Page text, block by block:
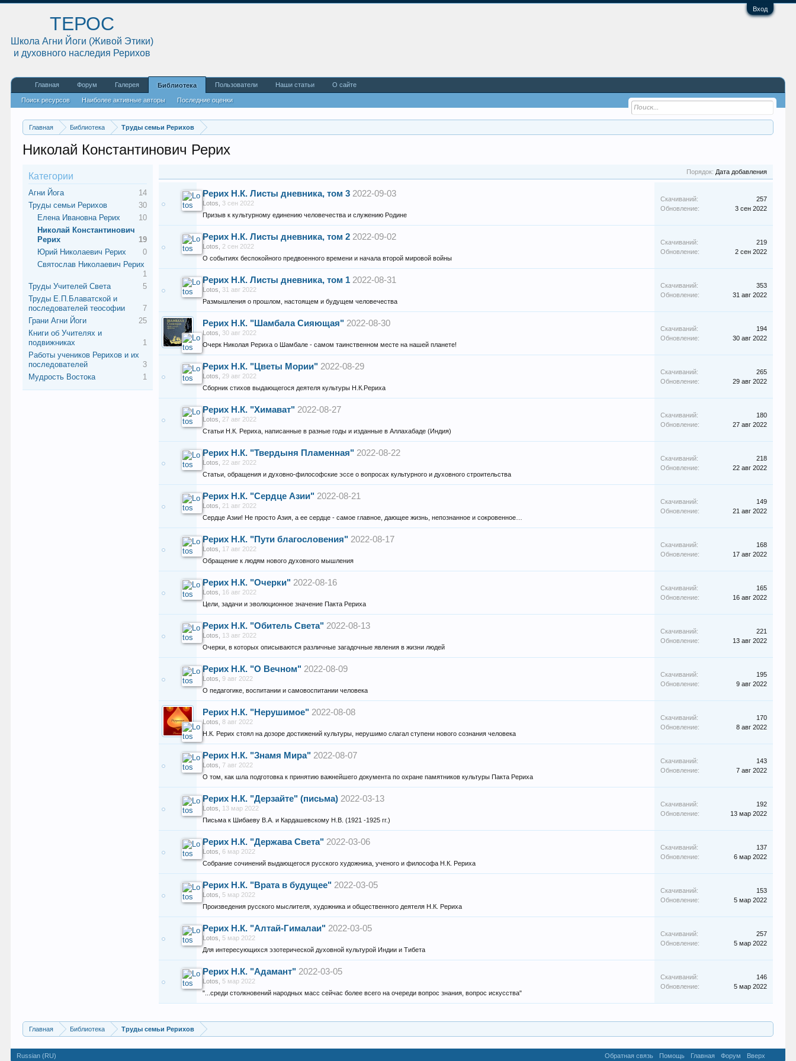
Вход
Главная Библиотека Труды семьи Рерихов
Николай Константинович Рерих
Категории
Агни Йога
14
Труды семьи Рерихов
30
Елена Ивановна Рерих
10
Николай Константинович
Рерих
19
Юрий Николаевич Рерих
0
Святослав Николаевич Рерих
1
Труды Учителей Света
5
Труды Е.П.Блаватской и
последователей теософии
7
Грани Агни Йоги
25
Книги об Учителях и
подвижниках
1
Работы учеников Рерихов и их
последователей
3
Мудрость Востока
1
Порядок: Дата добавления
Рерих Н.К. Листы дневника, том 3 2022-09-03
Lotos
3 сен 2022
Призыв к культурному единению человечества и служению Родине
Скачиваний:
257
Обновление:
3 сен 2022
Рерих Н.К. Листы дневника, том 2 2022-09-02
Lotos
2 сен 2022
О событиях беспокойного предвоенного времени и начала второй мировой войны
Скачиваний:
219
Обновление:
2 сен 2022
Рерих Н.К. Листы дневника, том 1 2022-08-31
Lotos
31 авг 2022
Размышления о прошлом, настоящем и будущем человечества
Скачиваний:
353
Обновление:
31 авг 2022
Рерих Н.К. "Шамбала Сияющая" 2022-08-30
Lotos
30 авг 2022
Очерк Николая Рериха о Шамбале - самом таинственном месте на нашей планете!
Скачиваний:
194
Обновление:
30 авг 2022
Рерих Н.К. "Цветы Мории" 2022-08-29
Lotos
29 авг 2022
Сборник стихов выдающегося деятеля культуры Н.К.Рериха
Скачиваний:
265
Обновление:
29 авг 2022
Рерих Н.К. "Химават" 2022-08-27
Lotos
27 авг 2022
Статьи Н.К. Рериха, написанные в разные годы и изданные в Аллахабаде (Индия)
Скачиваний:
180
Обновление:
27 авг 2022
Рерих Н.К. "Твердыня Пламенная" 2022-08-22
Lotos
22 авг 2022
Cтатьи, обращения и духовно-философские эссе о вопросах культурного и духовного строительства
Скачиваний:
218
Обновление:
22 авг 2022
Рерих Н.К. "Сердце Азии" 2022-08-21
Lotos
21 авг 2022
Сердце Азии! Не просто Азия, а ее сердце - самое главное, дающее жизнь, непознанное и сокровенное…
Скачиваний:
149
Обновление:
21 авг 2022
Рерих Н.К. "Пути благословения" 2022-08-17
Lotos
17 авг 2022
Обращение к людям нового духовного мышления
Скачиваний:
168
Обновление:
17 авг 2022
Рерих Н.К. "Очерки" 2022-08-16
Lotos
16 авг 2022
Цели, задачи и эволюционное значение Пакта Рериха
Скачиваний:
165
Обновление:
16 авг 2022
Рерих Н.К. "Обитель Света" 2022-08-13
Lotos
13 авг 2022
Очерки, в которых описываются различные загадочные явления в жизни людей
Скачиваний:
221
Обновление:
13 авг 2022
Рерих Н.К. "О Вечном" 2022-08-09
Lotos ,9 авг 2022
О педагогике, воспитании и самовоспитании человека
Скачиваний:
195
Обновление:
9 авг 2022
Рерих Н.К. "Нерушимое" 2022-08-08
Lotos ,8 авг 2022
Н.К. Рерих стоял на дозоре достижений культуры, нерушимо слагал ступени нового сознания человека
Скачиваний:
170
Обновление:
8 авг 2022
Рерих Н.К. "Знамя Мира" 2022-08-07
Lotos
7 авг 2022
О том, как шла подготовка к принятию важнейшего документа по охране памятников культуры Пакта Рериха
Скачиваний:
143
Обновление:
7 авг 2022
Рерих Н.К. "Дерзайте" (письма) 2022-03-13
Lotos
13 мар 2022
Письма к Шибаеву В.А. и Кардашевскому Н.В. (1921 -1925 гг.)
Скачиваний:
192
Обновление:
13 мар 2022
Рерих Н.К. "Держава Света" 2022-03-06
Lotos
6 мар 2022
Собрание сочинений выдающегося русского художника, ученого и философа Н.К. Рериха
Скачиваний:
137
Обновление:
6 мар 2022
Рерих Н.К. "Врата в будущее" 2022-03-05
Lotos
5 мар 2022
Произведения русского мыслителя, художника и общественного деятеля Н.К. Рериха
Скачиваний:
153
Обновление:
5 мар 2022
Рерих Н.К. "Алтай-Гималаи" 2022-03-05
Lotos
5 мар 2022
Для интересующихся эзотерической духовной культурой Индии и Тибета
Скачиваний:
257
Обновление:
5 мар 2022
Рерих Н.К. "Адамант" 2022-03-05
Lotos
5 мар 2022
"...среди столкновений народных масс сейчас более всего на очереди вопрос знания, вопрос искусства"
Скачиваний:
146
Обновление:
5 мар 2022
Главная Библиотека Труды семьи Рерихов
ТЕРОС
Школа Агни Йоги (Живой Этики)
и духовного наследия Рерихов
Главная Форум Галерея Библиотека
Поиск ресурсов Наиболее активные авторы Последние оценки
Пользователи Наши статьи О сайте
Russian (RU) Обратная связь Помощь Главная Форум Вверх